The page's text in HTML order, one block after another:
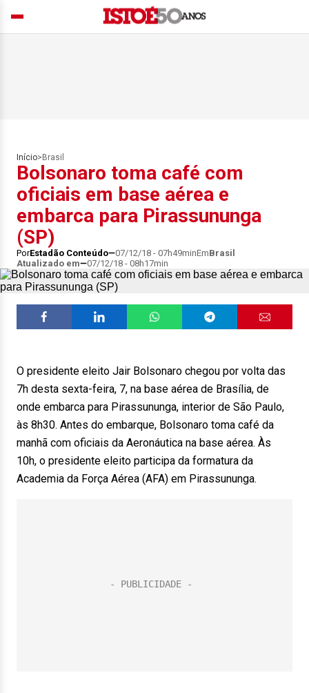
Início> Brasil
Bolsonaro toma café com
oficiais em base aérea e
embarca para Pirassununga
(SP)
PorEstadão Conteúdo 07/12/18 - 07h49minEmBrasil
Atualizado em
07/12/18 - 08h17min
O presidente eleito Jair Bolsonaro chegou por volta das
7h desta sexta-feira, 7, na base aérea de Brasília, de
onde embarca para Pirassununga, interior de São Paulo,
às 8h30. Antes do embarque, Bolsonaro toma café da
manhã com oficiais da Aeronáutica na base aérea. Às
10h, o presidente eleito participa da formatura da
Academia da Força Aérea (AFA) em Pirassununga.